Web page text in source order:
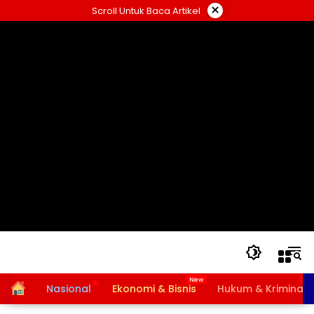
ke
Scroll Untuk Baca Artikel ×
HomeNasional Ekonomi & Bisnis Hukum & Kriminal